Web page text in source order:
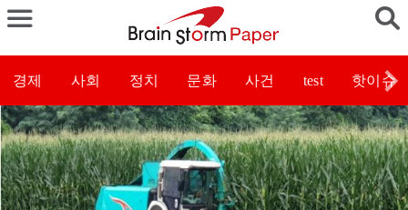
경제 사회 정치 문화 사건 test 핫이슈